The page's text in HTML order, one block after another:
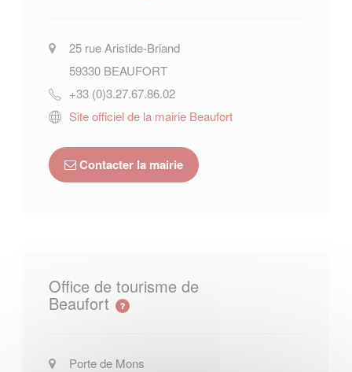
25 rue Aristide-Briand
59330 BEAUFORT
+33 (0)3.27.67.86.02
Site officiel de la mairie Beaufort
Contacter la mairie
Office de tourisme de
Beaufort
Porte de Mons